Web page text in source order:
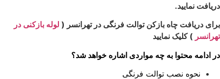
دریافت نمایید.
برای دریافت چاه بازکن توالت فرنگی در تهرانسر ( لوله بازکنی در
تهرانسر ) کلیک نمایید
در ادامه محتوا به چه مواردی اشاره خواهد شد؟
نحوه نصب توالت فرنگی